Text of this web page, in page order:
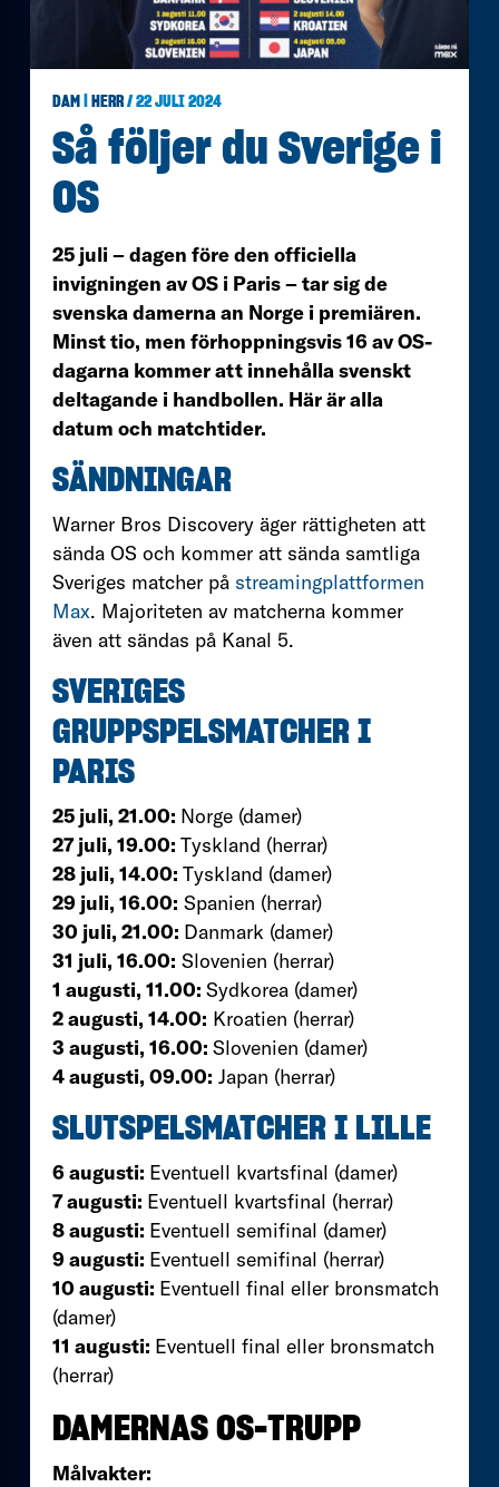
DAM HERR/ 22 JULI 2024
Så följer du Sverige i
OS
25 juli – dagen före den officiella
invigningen av OS i Paris – tar sig de
svenska damerna an Norge i premiären.
Minst tio, men förhoppningsvis 16 av OS-
dagarna kommer att innehålla svenskt
deltagande i handbollen. Här är alla
datum och matchtider.
SÄNDNINGAR
Warner Bros Discovery äger rättigheten att
sända OS och kommer att sända samtliga
Sveriges matcher på streamingplattformen
Max. Majoriteten av matcherna kommer
även att sändas på Kanal 5.
SVERIGES
GRUPPSPELSMATCHER I
PARIS
25 juli, 21.00: Norge (damer)
27 juli, 19.00: Tyskland (herrar)
28 juli, 14.00: Tyskland (damer)
29 juli, 16.00: Spanien (herrar)
30 juli, 21.00: Danmark (damer)
31 juli, 16.00: Slovenien (herrar)
1 augusti, 11.00: Sydkorea (damer)
2 augusti, 14.00: Kroatien (herrar)
3 augusti, 16.00: Slovenien (damer)
4 augusti, 09.00: Japan (herrar)
SLUTSPELSMATCHER I LILLE
6 augusti: Eventuell kvartsfinal (damer)
7 augusti: Eventuell kvartsfinal (herrar)
8 augusti: Eventuell semifinal (damer)
9 augusti: Eventuell semifinal (herrar)
10 augusti: Eventuell final eller bronsmatch
(damer)
11 augusti: Eventuell final eller bronsmatch
(herrar)
DAMERNAS OS-TRUPP
Målvakter: